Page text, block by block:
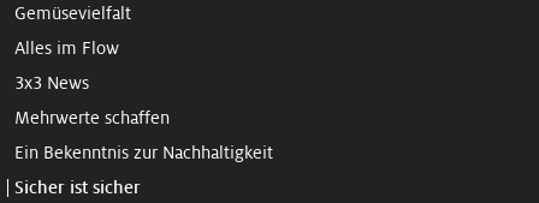
Gemüsevielfalt
Alles im Flow
3x3 News
Mehrwerte schaffen
Ein Bekennt­nis zur Nach­haltigkeit
Sicher ist sicher